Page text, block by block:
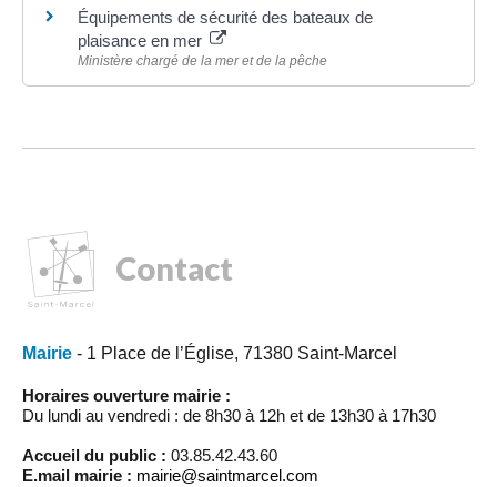
Équipements de sécurité des bateaux de
plaisance en mer
Ministère chargé de la mer et de la pêche
Contact
Mairie - 1 Place de l’Église, 71380 Saint-Marcel
Horaires ouverture mairie :
Du lundi au vendredi : de 8h30 à 12h et de 13h30 à 17h30
Accueil du public : 03.85.42.43.60
E.mail mairie : mairie@saintmarcel.com